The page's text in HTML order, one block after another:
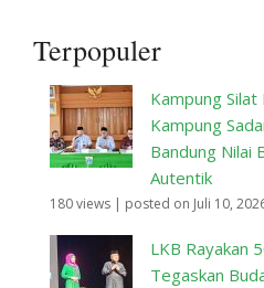
Terpopuler
Kampung Silat
Kampung
Bandung Nilai
Autentik
180 views | posted on Juli 10,
LKB Rayakan
Tegaskan